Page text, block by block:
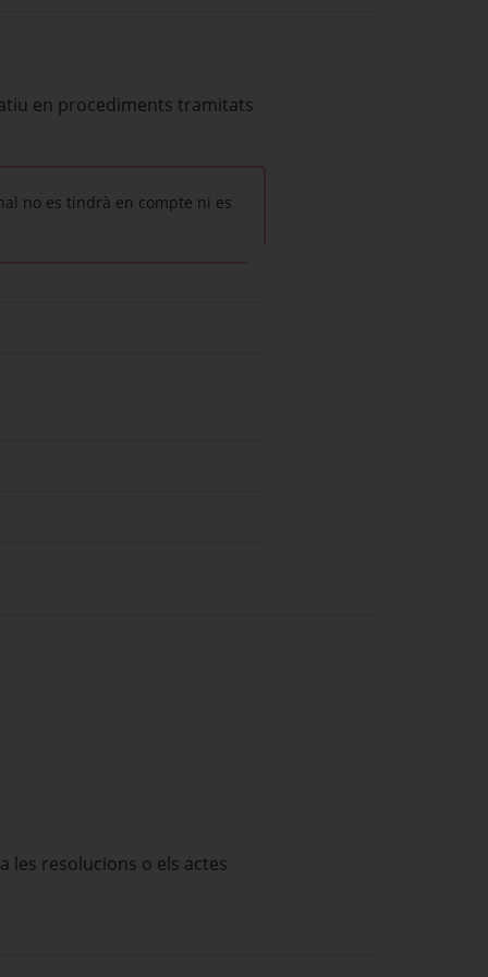
en procediments tramitats
no es tindrà en compte ni es
les resolucions o els actes